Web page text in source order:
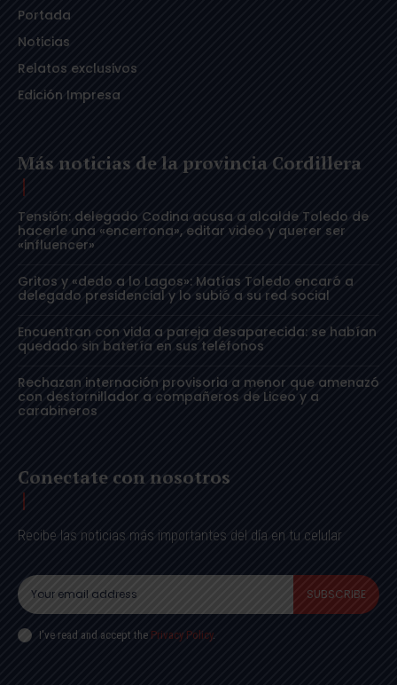
Portada
Noticias
Relatos exclusivos
Edición Impresa
Más noticias de la provincia Cordillera
Tensión: delegado Codina acusa a alcalde Toledo de
hacerle una «encerrona», editar video y querer ser
«influencer»
Gritos y «dedo a lo Lagos»: Matías Toledo encaró a
delegado presidencial y lo subió a su red social
Encuentran con vida a pareja desaparecida: se habían
quedado sin batería en sus teléfonos
Rechazan internación provisoria a menor que amenazó
con destornillador a compañeros de Liceo y a
carabineros
Conectate con nosotros
Recibe las noticias más importantes del día en tu celular
SUBSCRIBE
I've read and accept the Privacy Policy.